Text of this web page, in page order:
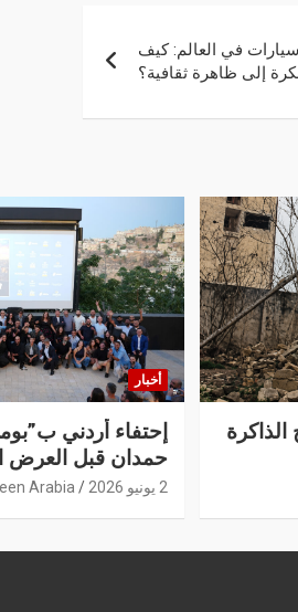
في العالم: كيف
إلى ظاهرة ثقافية؟
أخبار
إحتفاء أردني
حمدان قبل العرض
2 يونيو 2026 Arabia